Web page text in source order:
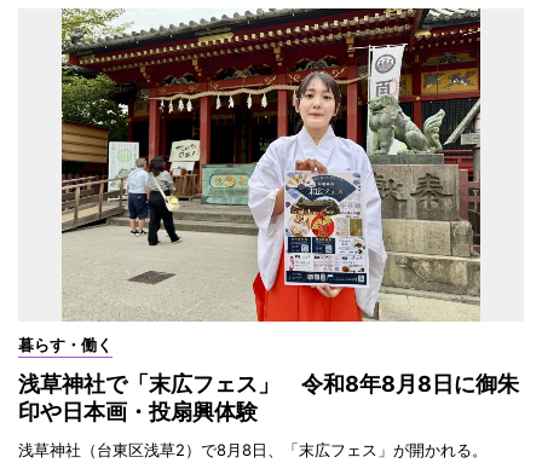
暮らす・働く
浅草神社で「末広フェス」 令和8年8月8日に御朱
印や日本画・投扇興体験
浅草神社（台東区浅草2）で8月8日、「末広フェス」が開かれる。